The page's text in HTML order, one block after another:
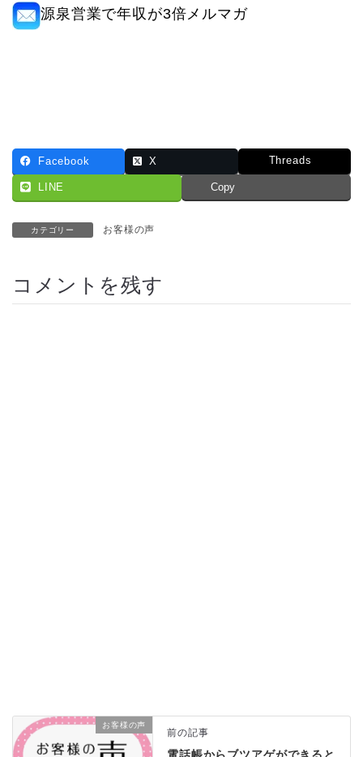
源泉営業で年収が3倍メルマガ
Facebook X Threads
LINE Copy
カテゴリー お客様の声
コメントを残す
お客様の声
前の記事